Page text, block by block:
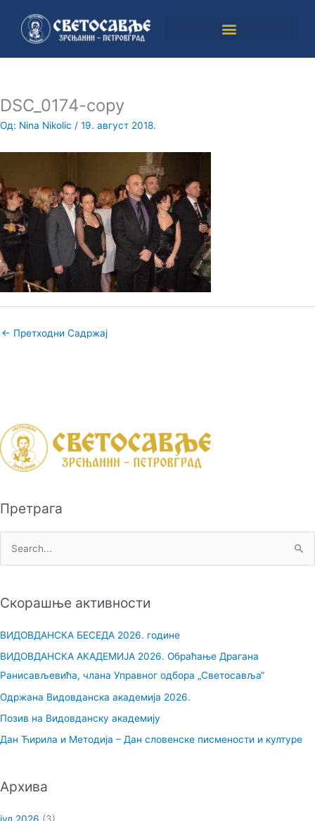
садржај
DSC_0174-copy
Од: Nina Nikolic / 19. август 2018.
← Претходни Садржај
Претрага
т
з
а
:
Скорашње активности
ВИДОВДАНСКА БЕСЕДА 2026. године
ВИДОВДАНСКА АКАДЕМИЈА 2026. Обраћање Драгана
Ранисављевића, члана Управног одбора „Светосавља“
Одржана Видовданска академија 2026.
Позив на Видовданску академију
Дан Ћирила и Методија – Дан словенске писмености и културе
Архива